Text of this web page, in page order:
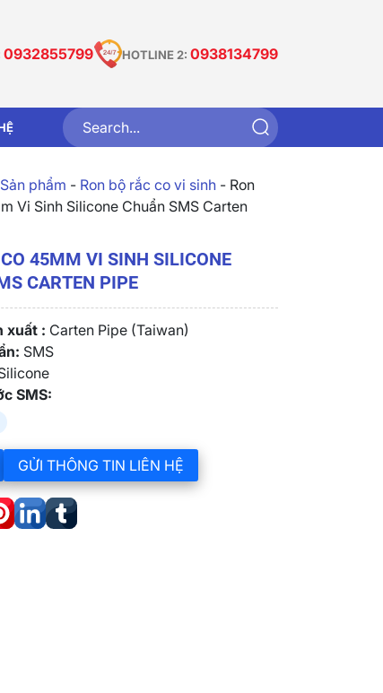
0932855799 HOTLINE 2: 0938134799
Sản phẩm - Ron bộ rắc co vi sinh- Ron
Vi Sinh Silicone Chuẩn SMS Carten
45MM VI SINH SILICONE
CARTEN PIPE
xuất : Carten Pipe (Taiwan)
SMS
SMS:
GỬI THÔNG TIN LIÊN HỆ